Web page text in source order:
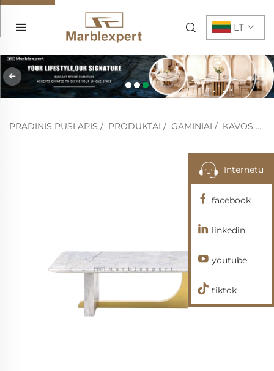
LT
PRADINIS PUSLAPIS / PRODUKTAI / GAMINIAI / KAVOS STALAS
Internetu
facebook
linkedin
youtube
tiktok